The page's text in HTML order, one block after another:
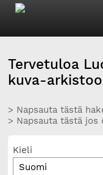
Tervetuloa
kuva-
> Napsauta tästä
> Napsauta tästä
Kieli